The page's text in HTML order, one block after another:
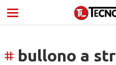
tag bullono a